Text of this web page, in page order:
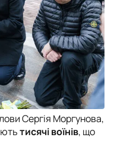
Сергія Моргунова,
тисячі воїнів, що